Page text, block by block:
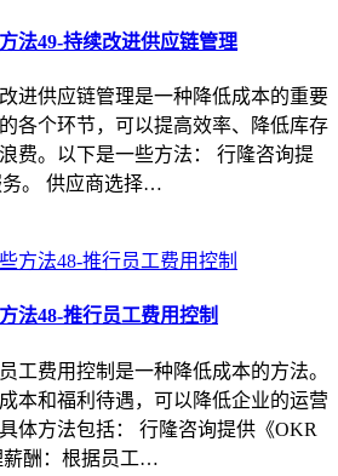
法49-持续改进供应链管理
进供应链管理是一种降低成本的重要
各个环节，可以提高效率、降低库存
费。以下是一些方法： 行隆咨询提
。 供应商选择…
法48-推行员工费用控制
工费用控制是一种降低成本的方法。
本和福利待遇，可以降低企业的运营
体方法包括： 行隆咨询提供《OKR
薪酬：根据员工…